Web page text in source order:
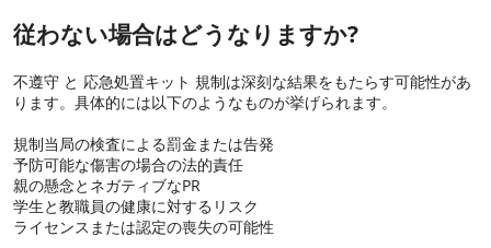
従わない場合はどうなりますか?
不遵守 と 応急処置キット 規制は深刻な結果をもたらす可能性があ
ります。具体的には以下のようなものが挙げられます。
規制当局の検査による罰金または告発
予防可能な傷害の場合の法的責任
親の懸念とネガティブなPR
学生と教職員の健康に対するリスク
ライセンスまたは認定の喪失の可能性